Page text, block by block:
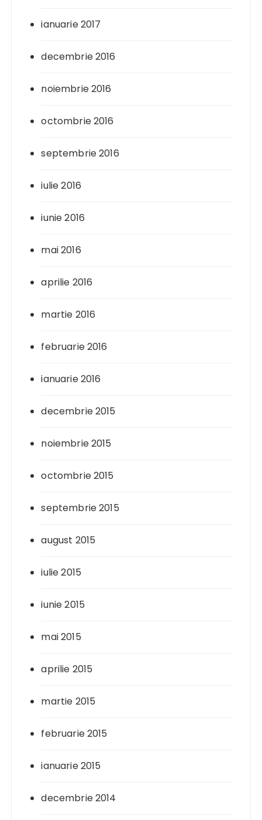
ianuarie 2017
decembrie 2016
noiembrie 2016
octombrie 2016
septembrie 2016
iulie 2016
iunie 2016
mai 2016
aprilie 2016
martie 2016
februarie 2016
ianuarie 2016
decembrie 2015
noiembrie 2015
octombrie 2015
septembrie 2015
august 2015
iulie 2015
iunie 2015
mai 2015
aprilie 2015
martie 2015
februarie 2015
ianuarie 2015
decembrie 2014